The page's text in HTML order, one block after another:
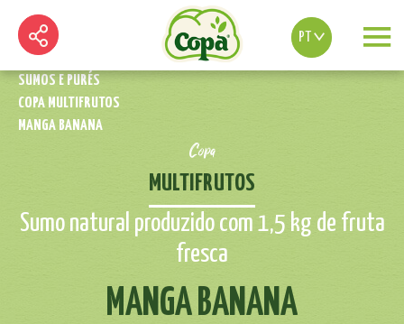
PT
SUMOS E PURÉS
COPA MULTIFRUTOS
MANGA BANANA
Copa
MULTIFRUTOS
Sumo natural produzido com 1,5 kg de fruta
fresca
MANGA BANANA